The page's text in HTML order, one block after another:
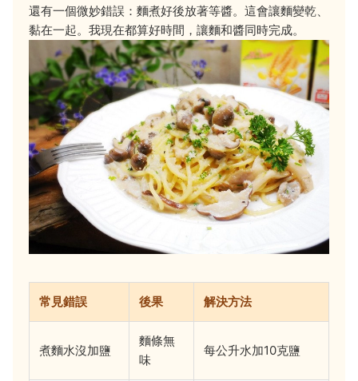
還有一個微妙錯誤：麵煮好後放著等醬。這會讓麵變乾、
黏在一起。我現在都算好時間，讓麵和醬同時完成。
常見錯誤 後果 解決方法
煮麵水沒加鹽
麵條無
味
每公升水加10克鹽